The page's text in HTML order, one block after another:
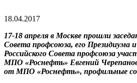
18.04.2017
17-18 апреля в Москве прошли
Совета профсоюза, его Президиума
Российского Совета профсоюза
МПО «Роснефть» Евгений
от МПО «Роснефть», профильные